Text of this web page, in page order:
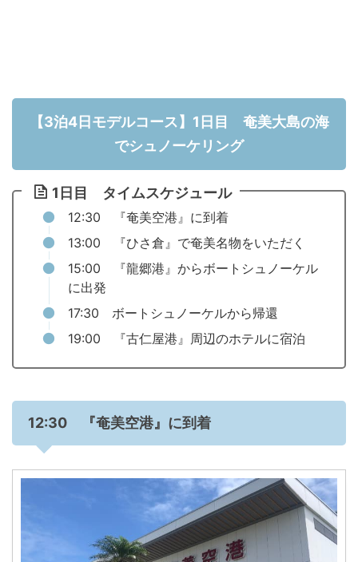
【3泊4日モデルコース】1日目 奄美大島の海
でシュノーケリング
1日目 タイムスケジュール
12:30 『奄美空港』に到着
13:00 『ひさ倉』で奄美名物をいただく
15:00 『龍郷港』からボートシュノーケル
に出発
17:30 ボートシュノーケルから帰還
19:00 『古仁屋港』周辺のホテルに宿泊
12:30 『奄美空港』に到着